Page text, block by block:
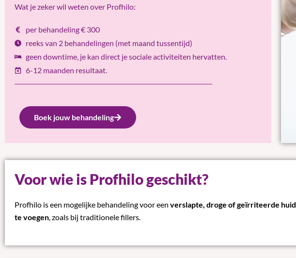
Wat je zeker wil weten over Profhilo:
per behandeling € 300
reeks van 2 behandelingen (met maand tussentijd)
geen downtime, je kan direct je sociale activiteiten hervatten.
6-12 maanden resultaat.
Boek jouw behandeling
Voor wie is Profhilo geschikt?
Profhilo is een mogelijke behandeling voor een verslapte, droge of geïrriteerde huid
te voegen , zoals bij traditionele fillers.